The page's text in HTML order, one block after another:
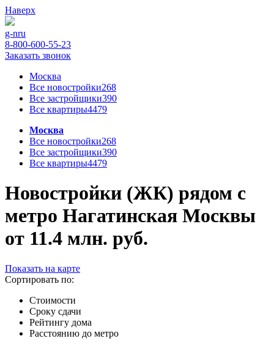
Наверх
g-nru
8-800-600-55-23
Заказать звонок
Москва
Все новостройки268
Все застройщики390
Все квартиры4479
Москва
Все новостройки268
Все застройщики390
Все квартиры4479
Новостройки (ЖК) рядом с
метро Нагатинская Москвы
от 11.4 млн. руб.
Показать на карте
Сортировать по:
Стоимости
Сроку сдачи
Рейтингу дома
Расстоянию до метро